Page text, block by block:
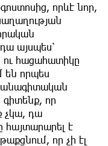
որևէ նոր,
այսպես՝
ու հացահատիկը
են որպես
գիտենք, որ
չկա, դա
է
որ չի էլ